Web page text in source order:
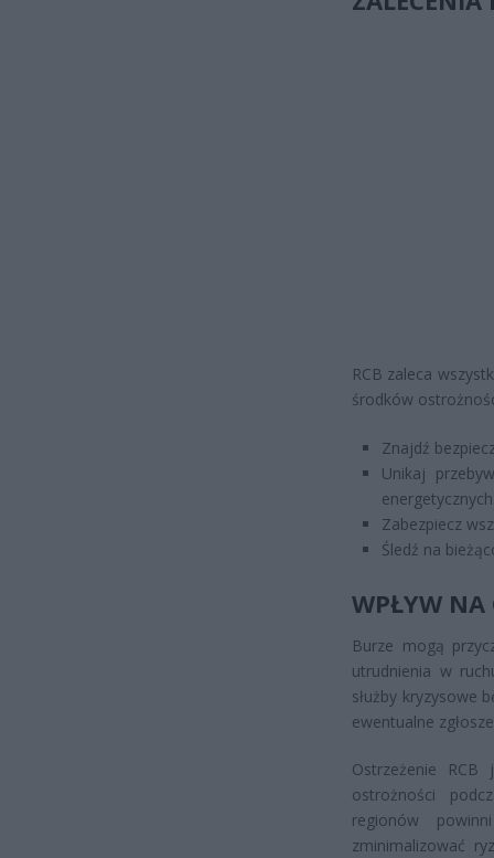
RCB zaleca
środków
Znajdź
Unikaj
Zabezpiecz
Śledź na
WPŁYW NA
Burze mogą
utrudnienia w
służby kryzysowe
ewentualne
Ostrzeżenie RCB
ostrożności
regionów
zminimalizować